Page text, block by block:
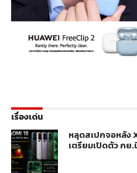
เรื่องเด่น
หลุดสเปกจอหลัง
เตรียมเปิดตัว กย.